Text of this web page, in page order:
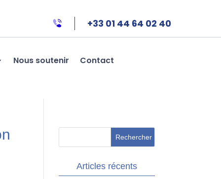
+33 01 44 64 02 40
Nous soutenir Contact
Articles récents